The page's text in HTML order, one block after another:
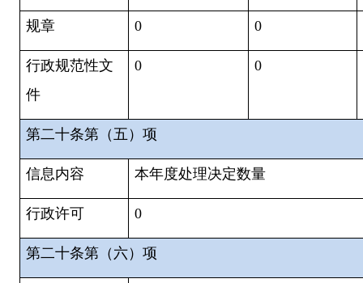
规章 0 0
行政规范性文
件
0 0
第二十条第（五）项
信息内容 本年度处理决定数量
行政许可 0
第二十条第（六）项